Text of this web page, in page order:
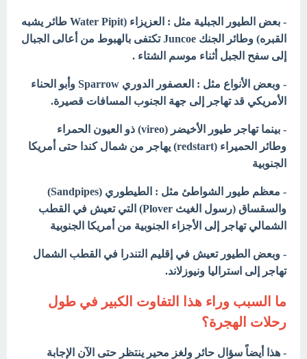
- بعض الطيور الجبلية مثل : العزيزاء (Water Pipit طائر يشبه
القبره) وطائر الجنك Juncoe تكتفى بالهبوط من أعالى الجبال
إلى سفح الجبل أثناء موسم الشتاء .
- وبعض الأنواع مثل : العصفور الدوري Sparrow وأبو الحناء
الأمريكي قد تهاجر إلى جهة الجنوب المسافات قصيرة.
- بينما تهاجر طيور الأخيضر (vireo) ذو العيون الحمراء
وطائر الحميراء (redstart) يهاجر من شمال كندا حتى أمريكا
الجنوبية
- معظم طيور الشواطئ مثل : الطيطوري (Sandpipes)
والسقساق (رسول الغيث Plover) التي تعيش في القطب
الشمالي تهاجر إلى الأجزاء الجنوبية من أمريكا الجنوبية
- وبعض الطيور تعيش في إقليم التندرا في القطب الشمال
تهاجر إلى استراليا ونيوزلاند.
ما السبب وراء هذا التفاوت الكبير في طول
رحلات الهجرة؟
- هذا أيضاً سؤال حائر ولغز محير ينتظر حتى الآن الإجابة